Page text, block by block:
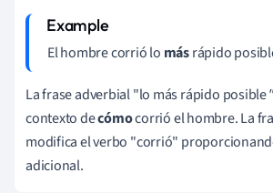
El hombre corrió lo másrápido
La frase adverbial "lo más rápido posible"
contexto decómocorrió el hombre. La
modifica el verbo "corrió"
adicional.